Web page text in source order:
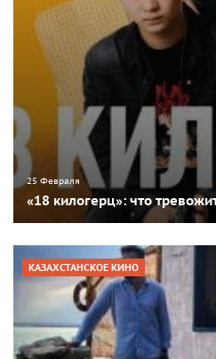
25 Февраля
«18 килогерц»: что
КАЗАХСТАНСКОЕ КИНО